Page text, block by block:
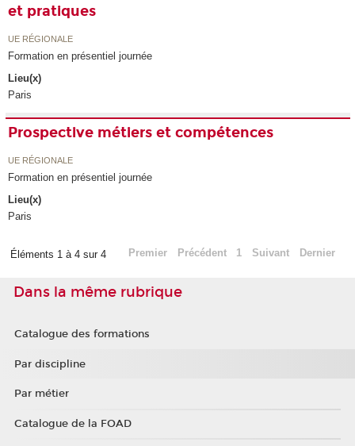
et pratiques
UE RÉGIONALE
Formation en présentiel journée
Lieu(x)
Paris
Prospective métiers et compétences
UE RÉGIONALE
Formation en présentiel journée
Lieu(x)
Paris
Éléments 1 à 4 sur 4 Premier Précédent 1 Suivant Dernier
Dans la même rubrique
Catalogue des formations
Par discipline
Par métier
Catalogue de la FOAD